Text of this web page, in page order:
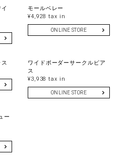
モールベレー
¥4,928 tax in
ONLINE STORE
ワイドボーダーサークルピア
ス
¥3,938 tax in
ONLINE STORE
ー